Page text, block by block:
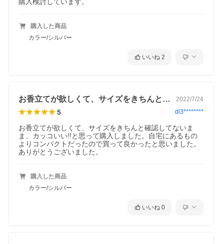
購入検討しています。
購入した商品
カラー/シルバー
いいね 2
お香立てが欲しくて、サイズをきちんと確… 2022/7/24
5 di3********
お香立てが欲しくて、サイズをきちんと確認してないま
ま、カッコいい!!と思って購入しました。自宅にあるもの
よりコンパクトだったので買って良かったと思いました。
ありがとうございました。
購入した商品
カラー/シルバー
いいね 0